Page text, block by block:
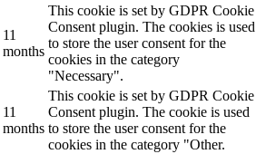
11
months
This cookie is set by GDPR Cookie
Consent plugin. The cookies is used
to store the user consent for the
cookies in the category
"Necessary".
11
months
This cookie is set by GDPR Cookie
Consent plugin. The cookie is used
to store the user consent for the
cookies in the category "Other.